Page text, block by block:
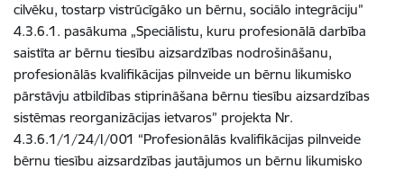
cilvēku, tostarp vistrūcīgāko un bērnu, sociālo integrāciju”
4.3.6.1. pasākuma „Speciālistu, kuru profesionālā darbība
saistīta ar bērnu tiesību aizsardzības nodrošināšanu,
profesionālās kvalifikācijas pilnveide un bērnu likumisko
pārstāvju atbildības stiprināšana bērnu tiesību aizsardzības
sistēmas reorganizācijas ietvaros” projekta Nr.
4.3.6.1/1/24/I/001 “Profesionālās kvalifikācijas pilnveide
bērnu tiesību aizsardzības jautājumos un bērnu likumisko